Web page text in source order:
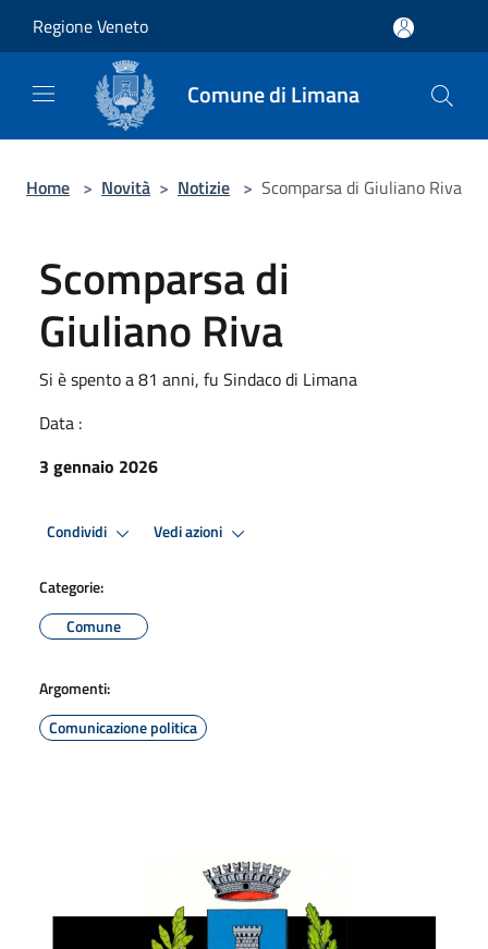
Regione Veneto
Comune di Limana
Home > Novità > Notizie > Scomparsa di Giuliano Riva
Scomparsa di
Giuliano Riva
Si è spento a 81 anni, fu Sindaco di Limana
Data :
3 gennaio 2026
Condividi Vedi azioni
Categorie:
Comune
Argomenti:
Comunicazione politica